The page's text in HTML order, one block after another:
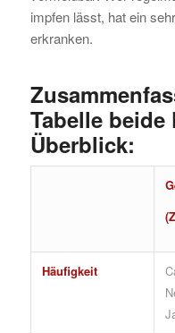
impfen lässt, hat ein
erkranken.
Tabelle beide
Überblick:
Häufigkeit